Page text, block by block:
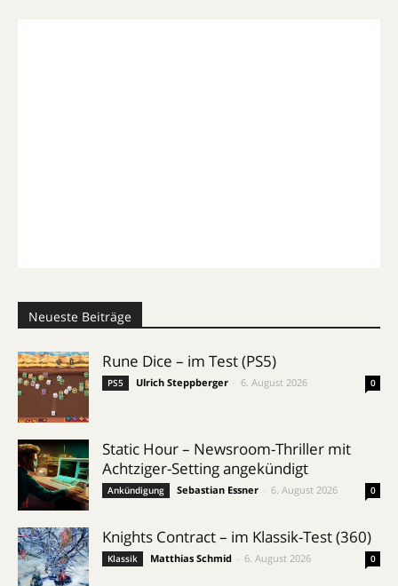
Neueste Beiträge
Rune Dice – im Test (PS5)
PS5 Ulrich Steppberger 6. August 2026 0
Static Hour – Newsroom-Thriller mit
Achtziger-Setting angekündigt
Ankündigung Sebastian Essner 6. August 2026 0
Knights Contract – im Klassik-Test (360)
Klassik Matthias Schmid 6. August 2026 0